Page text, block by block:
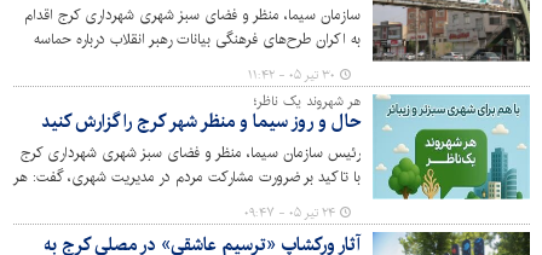
سازمان سیما، منظر و فضای سبز شهری شهرداری کرج اقدام
به اکران طرح‌های فرهنگی بیانات رهبر انقلاب درباره‌ حماسه
عظیم بدرقه آقای شهید ایران و تبیین مسائل مهم کشور کرده
است.
۳۰ تیر ۰۵ - ۱۱:۴۲
هر شهروند یک ناظر؛
حال و روز سیما و منظر شهر کرج را گزارش کنید
رئیس سازمان سیما، منظر و فضای سبز شهری شهرداری کرج
با تاکید بر ضرورت مشارکت مردم در مدیریت شهری، گفت: هر
شهروند می‌تواند در نقش یک ناظر برای سیما و منظر شهر
باشد و مشکلات و پیشنهادهای خود را به‌طور مستقیم گزارش
کند.
۲۴ تیر ۰۵ - ۰۹:۴۷
آثار ورکشاپ «ترسیم عاشقی» در مصلی کرج به